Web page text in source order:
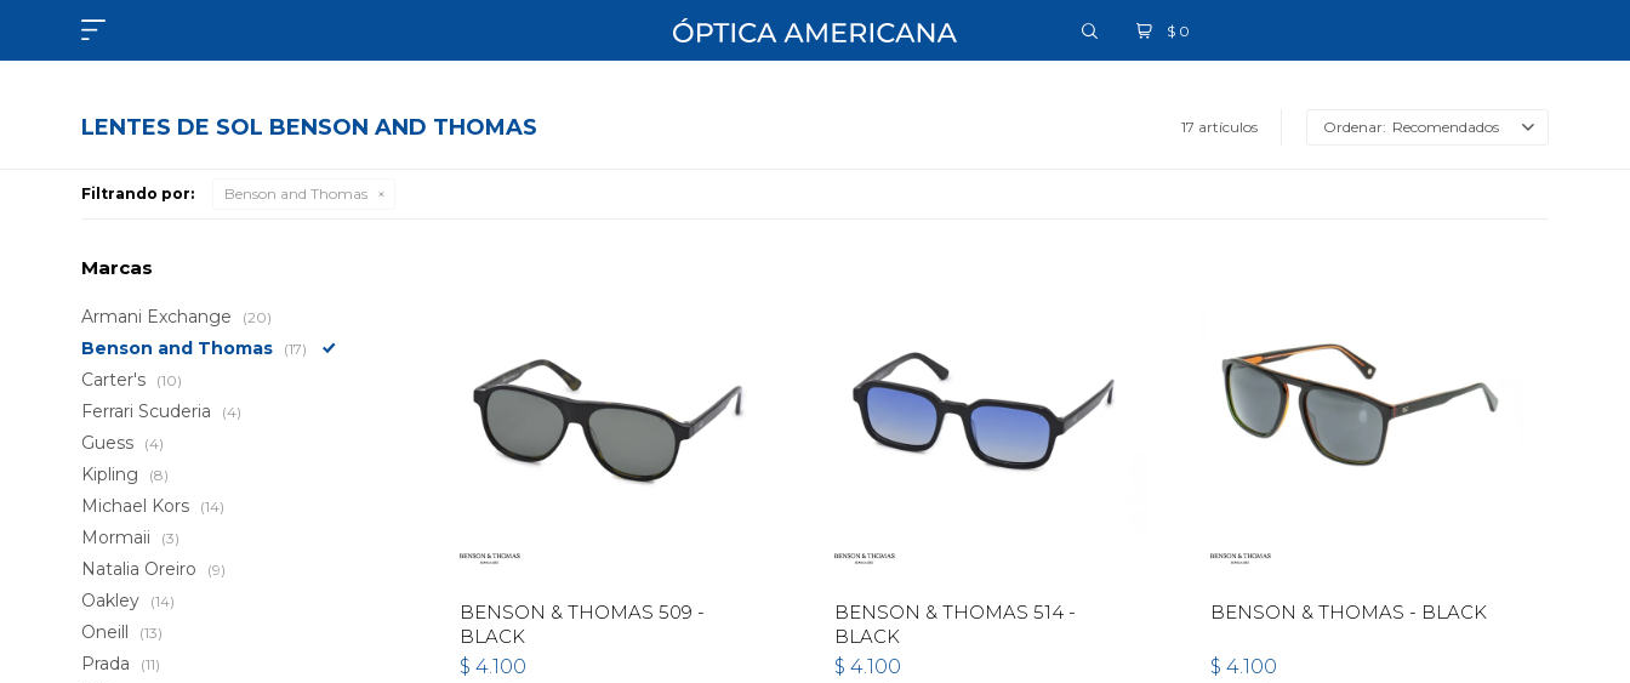
$ 0

LENTES DE SOL BENSON AND THOMAS 17 artículos Recomendados
Filtrando por: Benson and Thomas
BENSON & THOMAS 509 -
BLACK
$ 4.100
BENSON & THOMAS 514 -
BLACK
$ 4.100
BENSON & THOMAS - BLACK
$ 4.100
Marcas
Armani Exchange (20)
Benson and Thomas (17)
Carter's (10)
Ferrari Scuderia (4)
Guess (4)
Kipling (8)
Michael Kors (14)
Mormaii (3)
Natalia Oreiro (9)
Oakley (14)
Oneill (13)
Prada (11)